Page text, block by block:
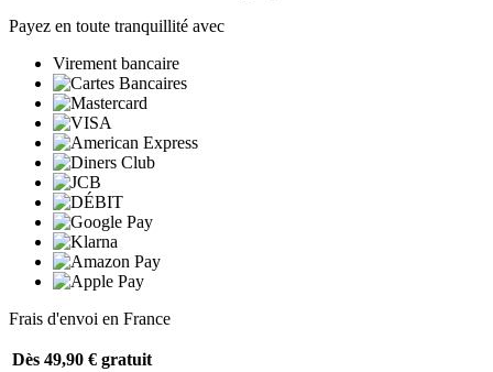
Payez en toute tranquillité avec
Virement bancaire
Frais d'envoi en France
Dès 49,90 € gratuit